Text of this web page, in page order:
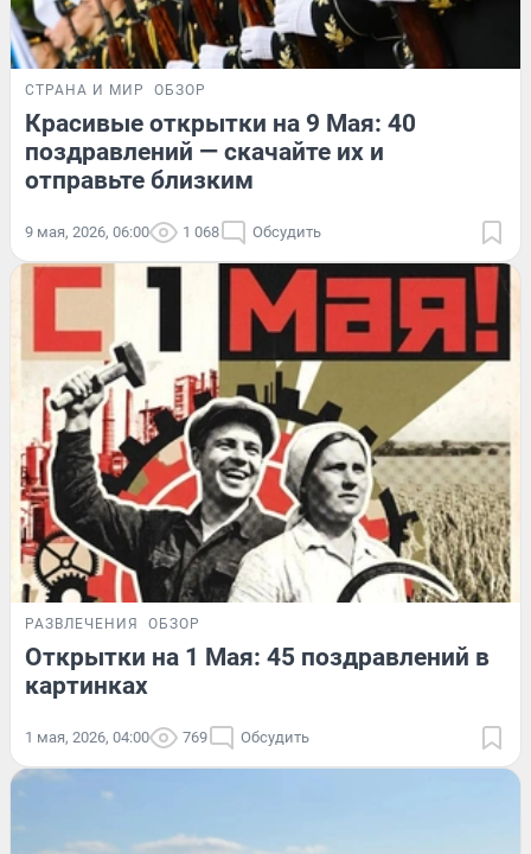
СТРАНА И МИР ОБЗОР
Красивые открытки на 9 Мая: 40
поздравлений — скачайте их и
отправьте близким
9 мая, 2026, 06:00 1 068 Обсудить
РАЗВЛЕЧЕНИЯ ОБЗОР
Открытки на 1 Мая: 45 поздравлений в
картинках
1 мая, 2026, 04:00 769 Обсудить